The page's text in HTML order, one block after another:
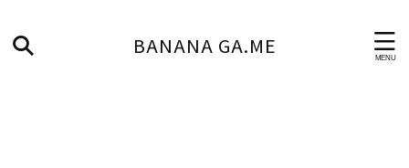
BANANA GA.ME